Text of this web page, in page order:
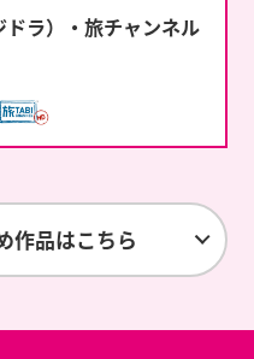
ラ）・旅チャンネル
作品はこちら